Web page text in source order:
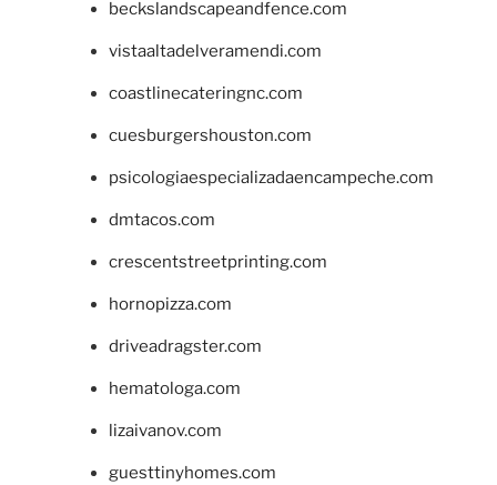
beckslandscapeandfence.com
vistaaltadelveramendi.com
coastlinecateringnc.com
cuesburgershouston.com
psicologiaespecializadaencampeche.com
dmtacos.com
crescentstreetprinting.com
hornopizza.com
driveadragster.com
hematologa.com
lizaivanov.com
guesttinyhomes.com